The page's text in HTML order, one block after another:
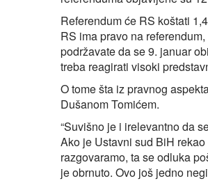
Referendum će RS koštati
RS ima pravo na
podržavate da se 9. januar
treba reagirati visoki
O tome šta iz pravnog
Dušanom Tomićem.
“Suvišno je i irelevantno da
Ako je Ustavni sud BiH
razgovaramo, ta se odluka
je obrnuto. Ovo još jedno